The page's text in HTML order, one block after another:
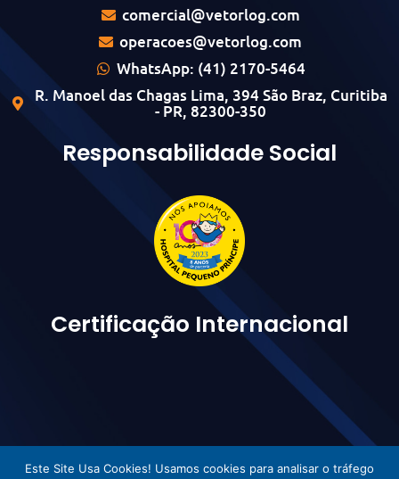
comercial@vetorlog.com
operacoes@vetorlog.com
WhatsApp: (41) 2170-5464
R. Manoel das Chagas Lima, 394 São Braz, Curitiba
- PR, 82300-350
Responsabilidade Social
Certificação Internacional
Este Site Usa Cookies! Usamos cookies para analisar o tráfego